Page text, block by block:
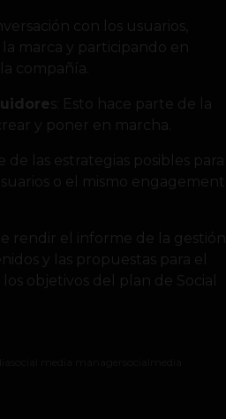
con los usuarios,
marca y participando en
compañía.
s: Esto hace parte de la
y poner en marcha.
de las estrategias posibles para
o el mismo engagement
rendir el informe de la gestión
y las propuestas para el
objetivos del plan de Social